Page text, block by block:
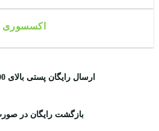
اکسسوری
ارسال رایگان پستی بالای 2899000 تومان
بازگشت رایگان در